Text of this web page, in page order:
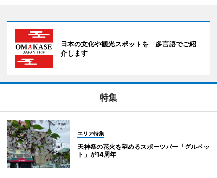
日本の文化や観光スポットを 多言語でご紹
介します
特集
エリア特集
天神祭の花火を望めるスポーツバー「グルペッ
ト」が14周年